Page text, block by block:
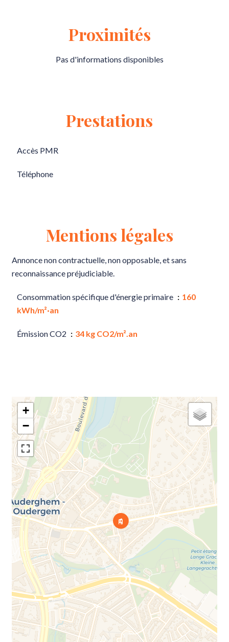
Proximités
Pas d'informations disponibles
Prestations
Accès PMR
Téléphone
Mentions légales
Annonce non contractuelle, non opposable, et sans
reconnaissance préjudiciable.
Consommation spécifique d'énergie primaire
160
kWh/m²·an
Émission CO2 34 kg CO2/m².an
+
−